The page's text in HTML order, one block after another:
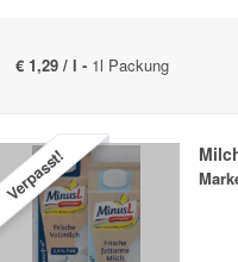
€ 1,29 / l - 1l Packung
Verpasst!